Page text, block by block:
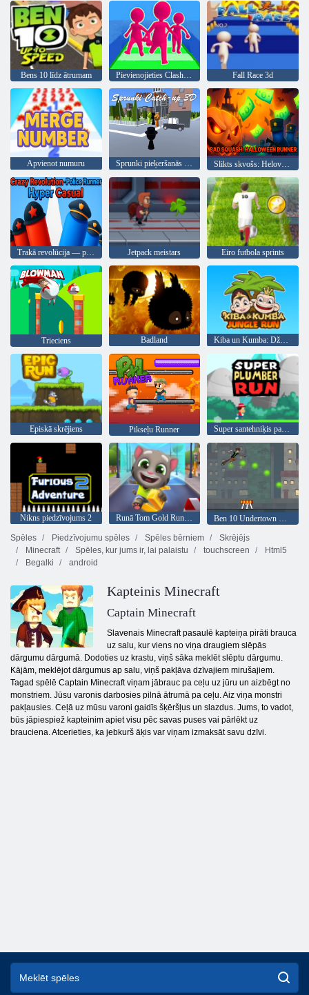
Bens 10 līdz ātrumam Pievienojieties Clash 3d Fall Race 3d
Apvienot numuru Slikts skvošs: Helovīna skrējējs
Jetpack meistars Eiro futbola sprints
Trieciens Badland Kiba un Kumba: Džungļu skriešanās
Episkā skrējiens Pikseļu Runner Super santehniķis palaist
Nikns piedzīvojums 2 Runā Tom Gold Run Online
Ben 10 Undertown Runner
Spēles
Piedzīvojumu spēles Spēles bērniem
Skrējējs
Minecraft
Spēles, kur jums ir, lai palaistu touchscreen
Html5
Begalki
android
Kapteinis Minecraft
Captain Minecraft
Slavenais Minecraft pasaulē kapteiņa pirāti brauca
uz salu, kur viens no viņa draugiem slēpās
dārgumu dārgumā. Dodoties uz krastu, viņš sāka meklēt slēptu dārgumu.
Kājām, meklējot dārgumus ap salu, viņš pakļāva dzīvajiem mirušajiem.
Tagad spēlē Captain Minecraft viņam jābrauc pa ceļu uz jūru un aizbēgt no
monstriem. Jūsu varonis darbosies pilnā ātrumā pa ceļu. Aiz viņa monstri
pakļausies. Ceļā uz mūsu varoni gaidīs šķēršļus un slazdus. Jums, to vadot,
būs jāpiespiež kapteinim apiet visu pēc savas puses vai pārlēkt uz
brauciena. Atcerieties, ka jebkurš āķis var viņam izmaksāt savu dzīvi.